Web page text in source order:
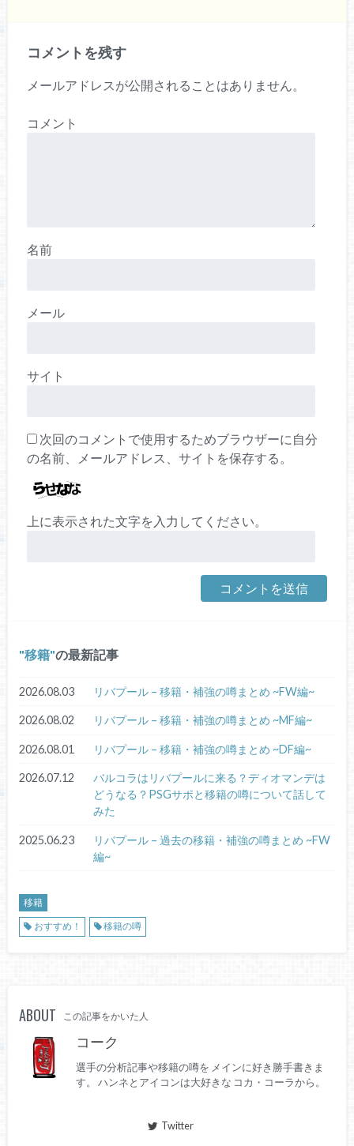
コメントを残す
メールアドレスが公開されることはありません。
コメント
名前
メール
サイト
次回のコメントで使用するためブラウザーに自分
の名前、メールアドレス、サイトを保存する。
上に表示された文字を入力してください。
移籍 の最新記事
2026.08.03 リバプール – 移籍・補強の噂まとめ ~FW編~
2026.08.02 リバプール – 移籍・補強の噂まとめ ~MF編~
2026.08.01 リバプール – 移籍・補強の噂まとめ ~DF編~
2026.07.12
バルコラはリバプールに来る？ディオマンデは
どうなる？PSGサポと移籍の噂について話して
みた
2025.06.23
リバプール – 過去の移籍・補強の噂まとめ ~FW
編~
移籍
おすすめ！
移籍の噂
ABOUT この記事をかいた人
コーク
選手の分析記事や移籍の噂を メインに好き勝手書きま
す。 ハンネとアイコンは大好きな コカ・コーラから。
Twitter